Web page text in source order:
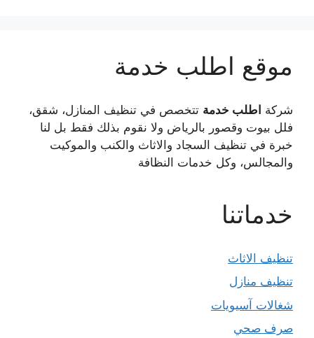
موقع اطلب خدمة
شركة اطلب خدمة تتخصص في تنظيف المنازل، شقق،
فلل بيوت وقصور بالرياض ولا نقوم بذلك فقط بل لنا
خبرة في تنظيف السجاد والاثاث والكنب والموكيت
والمجالس، وكل خدمات النظافة
خدماتنا
تنظيف الاثاث
تنظيف منازل
شغالات آسيويات
صرف صحي